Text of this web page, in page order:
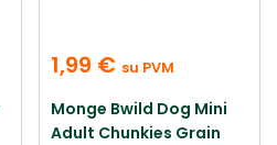
1,99 € su PVM
Monge Bwild Dog Mini
Adult Chunkies Grain